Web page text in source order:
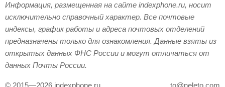
Информация, размещенная на сайте indexphone.ru, носит
исключительно справочный характер. Все почтовые
индексы, график работы и адреса почтовых отделений
предназначены только для ознакомления. Данные взяты из
открытых данных ФНС России и могут отличаться от
данных Почты России.
© 2015—2026 indexphone.ru to@neleto.com